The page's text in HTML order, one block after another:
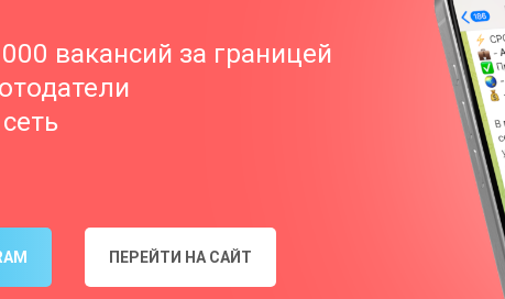
вакансий за границей
ПЕРЕЙТИ НА САЙТ